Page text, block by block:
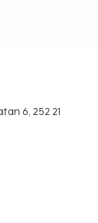
6, 252 21